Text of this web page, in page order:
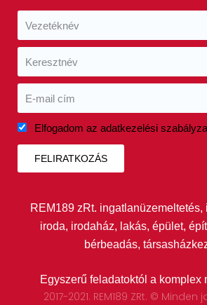
Elfogadom az adatkezelési
FELIRATKOZÁS
REM189 zRt.
iroda, irodaház, lakás, épület,
bérbeadás,
Egyszerű feladatoktól a komplex
2017-2021. REM189 ZRt. ©